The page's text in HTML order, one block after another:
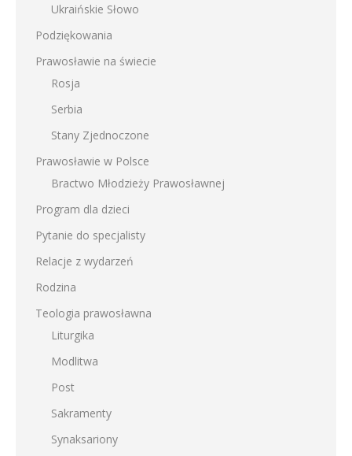
Ukraińskie Słowo
Podziękowania
Prawosławie na świecie
Rosja
Serbia
Stany Zjednoczone
Prawosławie w Polsce
Bractwo Młodzieży Prawosławnej
Program dla dzieci
Pytanie do specjalisty
Relacje z wydarzeń
Rodzina
Teologia prawosławna
Liturgika
Modlitwa
Post
Sakramenty
Synaksariony